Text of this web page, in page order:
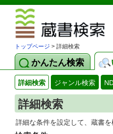
トップページ > 詳細検索
かんたん検索
詳細検索 ジャンル検索
詳細検索
詳細な条件を設定して、蔵書を